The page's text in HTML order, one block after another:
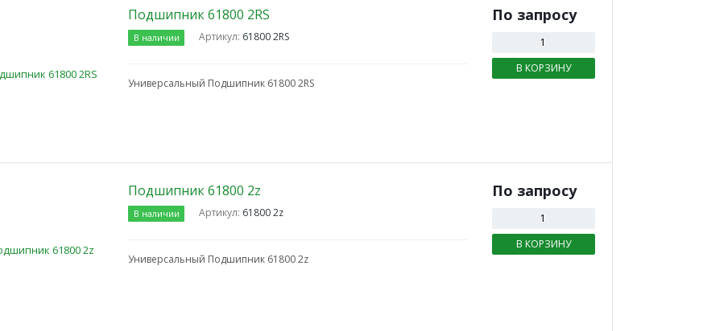
Подшипник 61800 2RS
В наличии Артикул: 61800 2RS
Универсальный Подшипник 61800 2RS
По запросу
В КОРЗИНУ
Подшипник 61800 2z
В наличии Артикул: 61800 2z
Универсальный Подшипник 61800 2z
По запросу
В КОРЗИНУ